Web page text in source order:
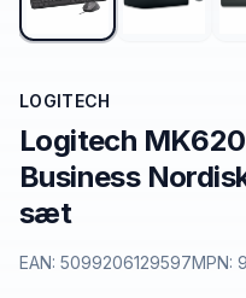
LOGITECH
Logitech
Business
sæt
EAN: 5099206129597MPN: